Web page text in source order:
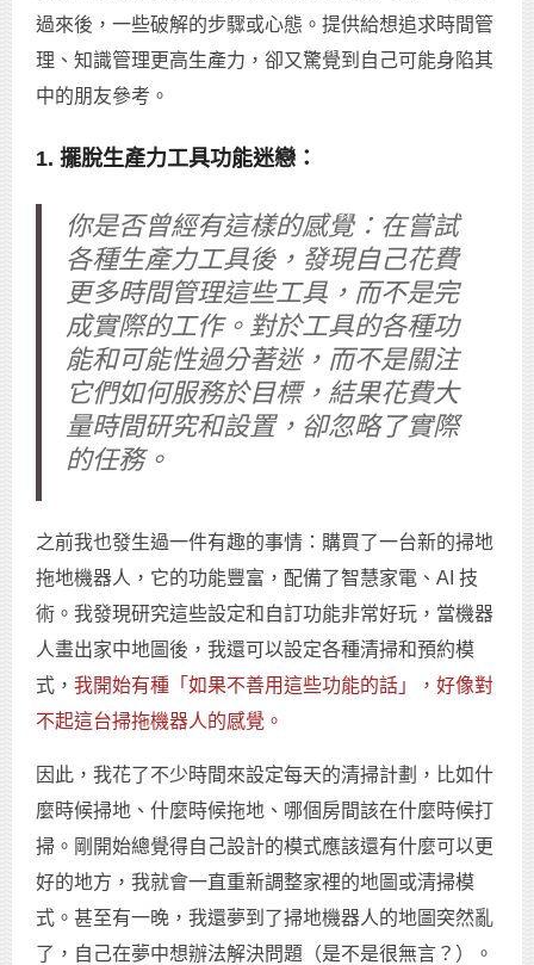
過來後，一些破解的步驟或心態。提供給想追求時間管
理、知識管理更高生產力，卻又驚覺到自己可能身陷其
中的朋友參考。
1. 擺脫生產力工具功能迷戀：
你是否曾經有這樣的感覺：在嘗試
各種生產力工具後，發現自己花費
更多時間管理這些工具，而不是完
成實際的工作。對於工具的各種功
能和可能性過分著迷，而不是關注
它們如何服務於目標，結果花費大
量時間研究和設置，卻忽略了實際
的任務。
之前我也發生過一件有趣的事情：購買了一台新的掃地
拖地機器人，它的功能豐富，配備了智慧家電、AI 技
術。我發現研究這些設定和自訂功能非常好玩，當機器
人畫出家中地圖後，我還可以設定各種清掃和預約模
式， 我開始有種「如果不善用這些功能的話」，好像對
不起這台掃拖機器人的感覺。
因此，我花了不少時間來設定每天的清掃計劃，比如什
麼時候掃地、什麼時候拖地、哪個房間該在什麼時候打
掃。剛開始總覺得自己設計的模式應該還有什麼可以更
好的地方，我就會一直重新調整家裡的地圖或清掃模
式。甚至有一晚，我還夢到了掃地機器人的地圖突然亂
了，自己在夢中想辦法解決問題（是不是很無言？）。